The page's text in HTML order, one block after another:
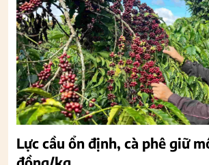
Lực cầu ổn định, cà phê giữ